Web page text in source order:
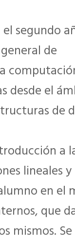
segundo
de
desde el
de
a
lineales y
en el
que
mismos.